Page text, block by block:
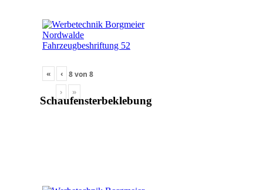
« ‹ 8von8
›
»
Schaufensterbeklebung